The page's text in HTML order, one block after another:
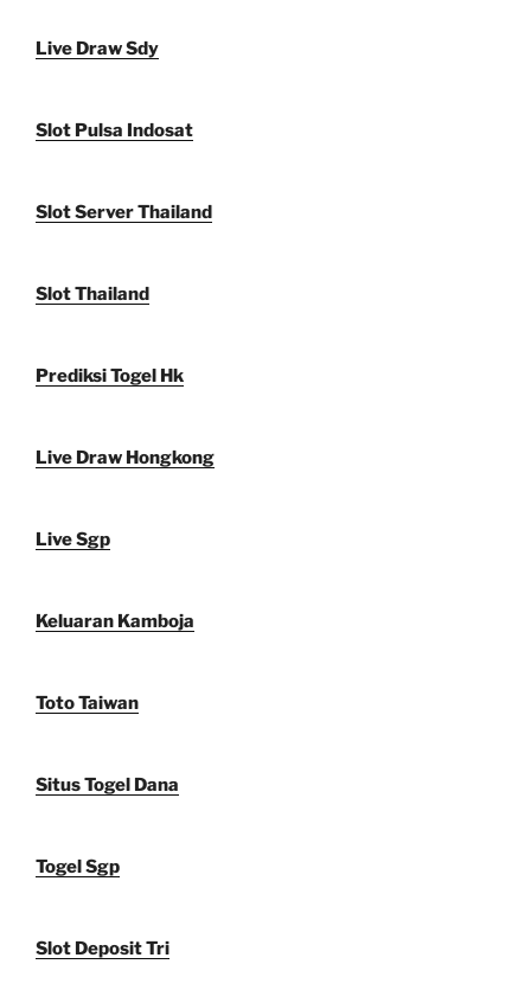
Live Draw Sdy
Slot Pulsa Indosat
Slot Server Thailand
Slot Thailand
Prediksi Togel Hk
Live Draw Hongkong
Live Sgp
Keluaran Kamboja
Toto Taiwan
Situs Togel Dana
Togel Sgp
Slot Deposit Tri